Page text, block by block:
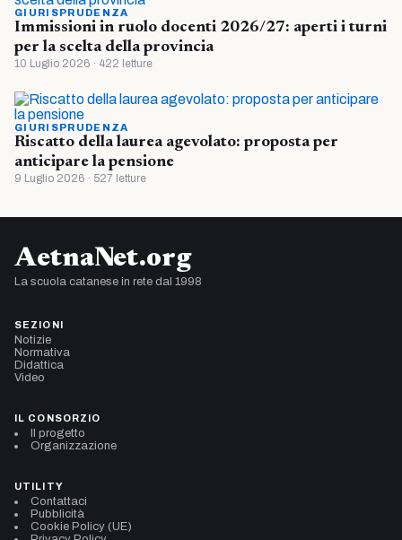
GIURISPRUDENZA
Immissioni in ruolo docenti 2026/27: aperti i turni
per la scelta della provincia
10 Luglio 2026 · 422 letture
GIURISPRUDENZA
Riscatto della laurea agevolato: proposta per
anticipare la pensione
9 Luglio 2026 · 527 letture
AetnaNet.org
La scuola catanese in rete dal 1998
SEZIONI
Notizie
Normativa
Didattica
Video
IL CONSORZIO
Il progetto
Organizzazione
UTILITY
Contattaci
Pubblicità
Cookie Policy (UE)